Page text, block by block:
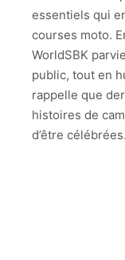
essentiels qui
courses moto.
WorldSBK
public, tout en
rappelle que
histoires de
d’être célébrées.